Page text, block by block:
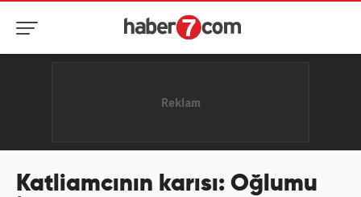
Katliamcının karısı: Oğlumu